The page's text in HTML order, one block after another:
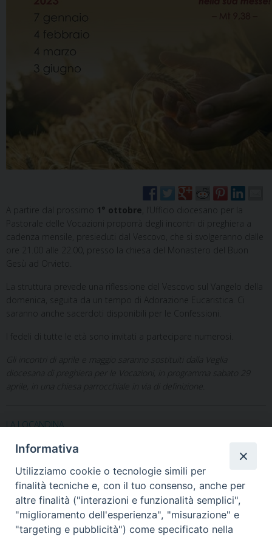
A partire dal prossimo 1° ottobre , l’Ufficio diocesano per la
Pastorale delle Vocazioni proporrà degli incontri di preghiera a
cadenza mensile, presieduti dal Vescovo, che si svolgeranno dalle
ore 21.00 alle 22.00, presso la chiesa del Monastero del Buon
Gesù ad Orvieto.
La struttura prevede una riflessione del Vescovo sul Vangelo della
domenica, seguita da un tempo di Adorazione Eucaristica. Ci
saranno anche sacerdoti disponibili per le Confessioni.
I fedeli di tutte le età sono invitati a partecipare numerosi.
Gli incontri di aprile e maggio saranno sostituiti dalla Veglia
diocesana di preghiera per le Vocazioni, in programma sabato 29
aprile, in una chiesa parrocchiale in via di definizione.
LA LOCANDINA
Home Il Vescovo Diocesi Pastorale
Liturgia
Informativa
Utilizziamo cookie o tecnologie simili per
finalità tecniche e, con il tuo consenso, anche per
altre finalità ("interazioni e funzionalità semplici",
"miglioramento dell'esperienza", "misurazione" e
"targeting e pubblicità") come specificato nella